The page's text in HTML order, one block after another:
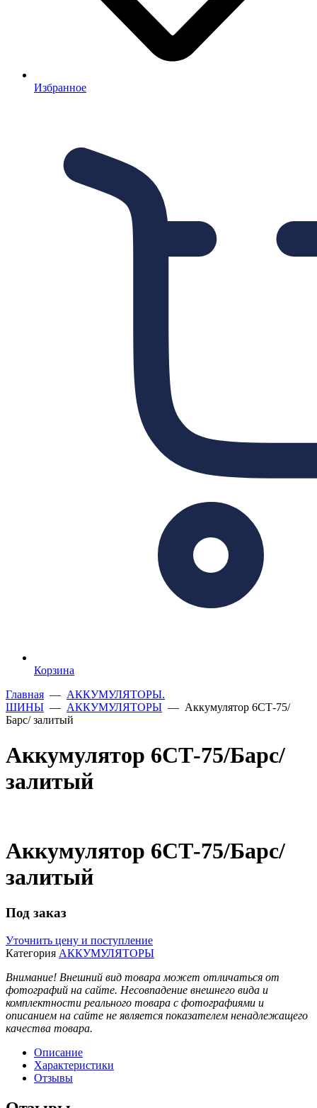
Избранное
Корзина
Главная — АККУМУЛЯТОРЫ.
ШИНЫ — АККУМУЛЯТОРЫ — Аккумулятор 6СТ-75/
Барс/ залитый
Аккумулятор 6СТ-75/Барс/
залитый
Аккумулятор 6СТ-75/Барс/
залитый
Под заказ
Уточнить цену и поступление
Категория АККУМУЛЯТОРЫ
Внимание! Внешний вид товара может отличаться от
фотографий на сайте. Несовпадение внешнего вида и
комплектности реального товара с фотографиями и
описанием на сайте не является показателем ненадлежащего
качества товара.
Описание
Характеристики
Отзывы